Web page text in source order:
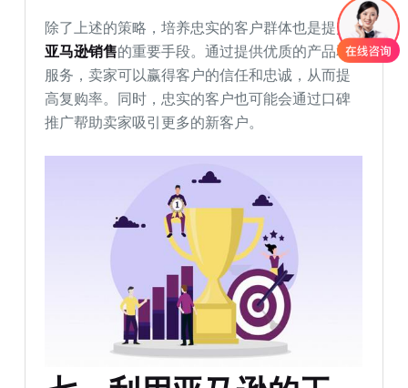
除了上述的策略，培养忠实的客户群体也是提升
亚马逊销售的重要手段。通过提供优质的产品和
服务，卖家可以赢得客户的信任和忠诚，从而提
高复购率。同时，忠实的客户也可能会通过口碑
推广帮助卖家吸引更多的新客户。